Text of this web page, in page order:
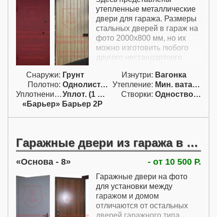
должны быть либо с
вагонкой, либо
двухлистовыми.
утепленные металлические
двери для гаража. Размеры
стальных дверей в гараж на
фото 2000х800 мм, но их
можно изготовить любого
другого нестандартного
входную дверь в гараж
можно как однолистовую с
вагонкой, так и
двухлистовую. Оба варианта
можно изготовить
дверей для гаража включает
металлическую конструкцию,
утепление, замок и прочие
необходимые элементы.
Цена металлических дверей
в гараж указана на условиях
самовывоза. Можно сделать
дверь в гараже с установкой
Снаружи: Грунт Изнутри: Вагонка
Полотно:
Однолист. проф. Утепление:
Мин. вата / пенопл.
Уплотнение:
Уплот. (1 конт.) Створки:
Одностворчатая (А)
«Барьер» Барьер 2Р
Гаражные двери из гаража в дом
Основа - 8 - от 10 500 Р.
Гаражные двери на фото
для установки между
гаражом и домом
отличаются от остальных
дверей гаражного типа,